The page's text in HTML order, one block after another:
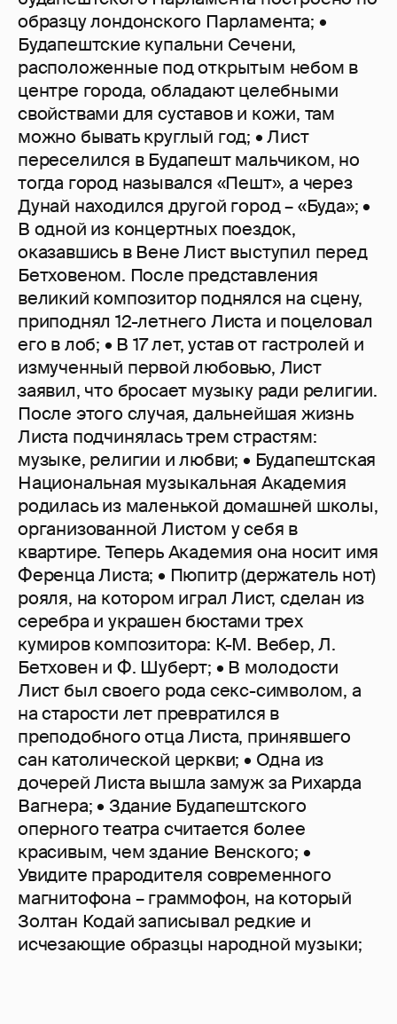
образцу лондонского Парламента; •
Будапештские купальни Сечени,
расположенные под открытым небом в
центре города, обладают целебными
свойствами для суставов и кожи, там
можно бывать круглый год; • Лист
переселился в Будапешт мальчиком, но
тогда город назывался «Пешт», а через
Дунай находился другой город – «Буда»; •
В одной из концертных поездок,
оказавшись в Вене Лист выступил перед
Бетховеном. После представления
великий композитор поднялся на сцену,
приподнял 12-летнего Листа и поцеловал
его в лоб; • В 17 лет, устав от гастролей и
измученный первой любовью, Лист
заявил, что бросает музыку ради религии.
После этого случая, дальнейшая жизнь
Листа подчинялась трем страстям:
музыке, религии и любви; • Будапештская
Национальная музыкальная Академия
родилась из маленькой домашней школы,
организованной Листом у себя в
квартире. Теперь Академия она носит имя
Ференца Листа; • Пюпитр (держатель нот)
рояля, на котором играл Лист, сделан из
серебра и украшен бюстами трех
кумиров композитора: К-М. Вебер, Л.
Бетховен и Ф. Шуберт; • В молодости
Лист был своего рода секс-символом, а
на старости лет превратился в
преподобного отца Листа, принявшего
сан католической церкви; • Одна из
дочерей Листа вышла замуж за Рихарда
Вагнера; • Здание Будапештского
оперного театра считается более
красивым, чем здание Венского; •
Увидите прародителя современного
магнитофона – граммофон, на который
Золтан Кодай записывал редкие и
исчезающие образцы народной музыки;